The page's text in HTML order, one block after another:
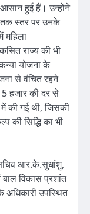
हुई हैं। उन्होंने
स्तर पर उनके
महिला
राज्य की भी
योजना के
से वंचित रहने
हजार की दर से
में की गई थी, जिसकी
की सिद्धि का भी
आर.के.सुधांशु,
विकास प्रशांत
अधिकारी उपस्थित